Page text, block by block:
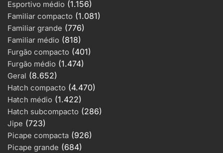
Esportivo médio (1.156)
Familiar compacto (1.081)
Familiar grande (776)
Familiar médio (818)
Furgão compacto (401)
Furgão médio (1.474)
Geral (8.652)
Hatch compacto (4.470)
Hatch médio (1.422)
Hatch subcompacto (286)
Jipe (723)
Picape compacta (926)
Picape grande (684)